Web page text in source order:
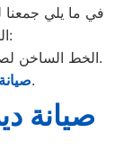
في ما يلي جمعنا
الماركات في حدائق الاهرام:
الخط الساخن لصيانة غسالات ملابس دايو 01210999852.
01096922100.
صيانة